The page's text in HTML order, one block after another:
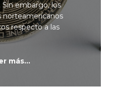
embargo, los
norteamericanos
respecto a las
más...